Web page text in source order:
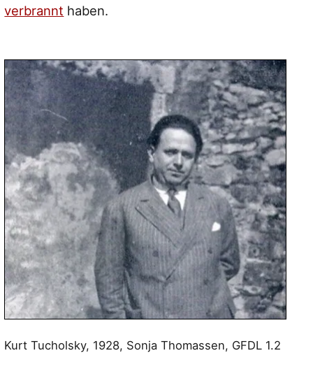
verbrannt haben.
Kurt Tucholsky, 1928, Sonja Thomassen, GFDL 1.2